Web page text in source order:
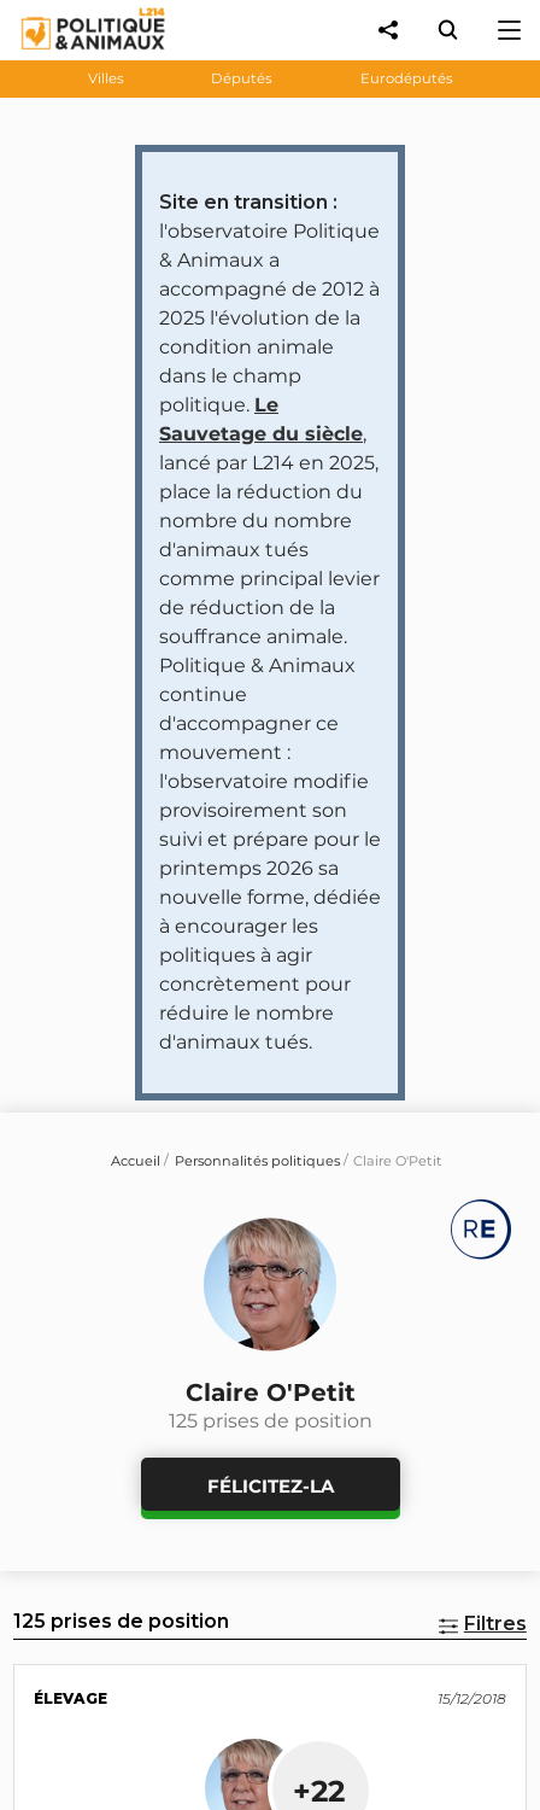
Villes Députés Eurodéputés
Site en transition :
l'observatoire Politique
& Animaux a
accompagné de 2012 à
2025 l'évolution de la
condition animale
dans le champ
politique. Le
Sauvetage du siècle,
lancé par L214 en 2025,
place la réduction du
nombre du nombre
d'animaux tués
comme principal levier
de réduction de la
souffrance animale.
Politique & Animaux
continue
d'accompagner ce
mouvement :
l'observatoire modifie
provisoirement son
suivi et prépare pour le
printemps 2026 sa
nouvelle forme, dédiée
à encourager les
politiques à agir
concrètement pour
réduire le nombre
d'animaux tués.
Accueil Personnalités politiques Claire O'Petit
Claire O'Petit
125 prises de position
FÉLICITEZ-LA
125 prises de position Filtres
ÉLEVAGE 15/12/2018
+22